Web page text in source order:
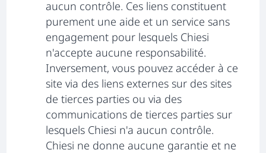
aucun contrôle. Ces liens constituent
purement une aide et un service sans
engagement pour lesquels Chiesi
n'accepte aucune responsabilité.
Inversement, vous pouvez accéder à ce
site via des liens externes sur des sites
de tierces parties ou via des
communications de tierces parties sur
lesquels Chiesi n'a aucun contrôle.
Chiesi ne donne aucune garantie et ne